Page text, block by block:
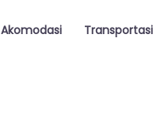
Akomodasi Transportasi